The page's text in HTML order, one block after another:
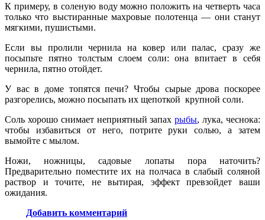
К примеру, в соленую воду можно положить на четверть часа
только что выстиранные махровые полотенца — они станут
мягкими, пушистыми.
Если вы пролили чернила на ковер или палас, сразу же
посыпьте пятно толстым слоем соли: она впитает в себя
чернила, пятно отойдет.
У вас в доме топятся печи? Чтобы сырые дрова поскорее
разгорелись, можно посыпать их щепоткой крупной соли.
Соль хорошо снимает неприятный запахрыбы, лука, чеснока:
чтобы избавиться от него, потрите руки солью, а затем
вымойте с мылом.
Ножи, ножницы, садовые лопаты пора наточить?
Предварительно поместите их на полчаса в слабый соляной
раствор и точите, не вытирая, эффект превзойдет ваши
ожидания.
Добавить комментарий